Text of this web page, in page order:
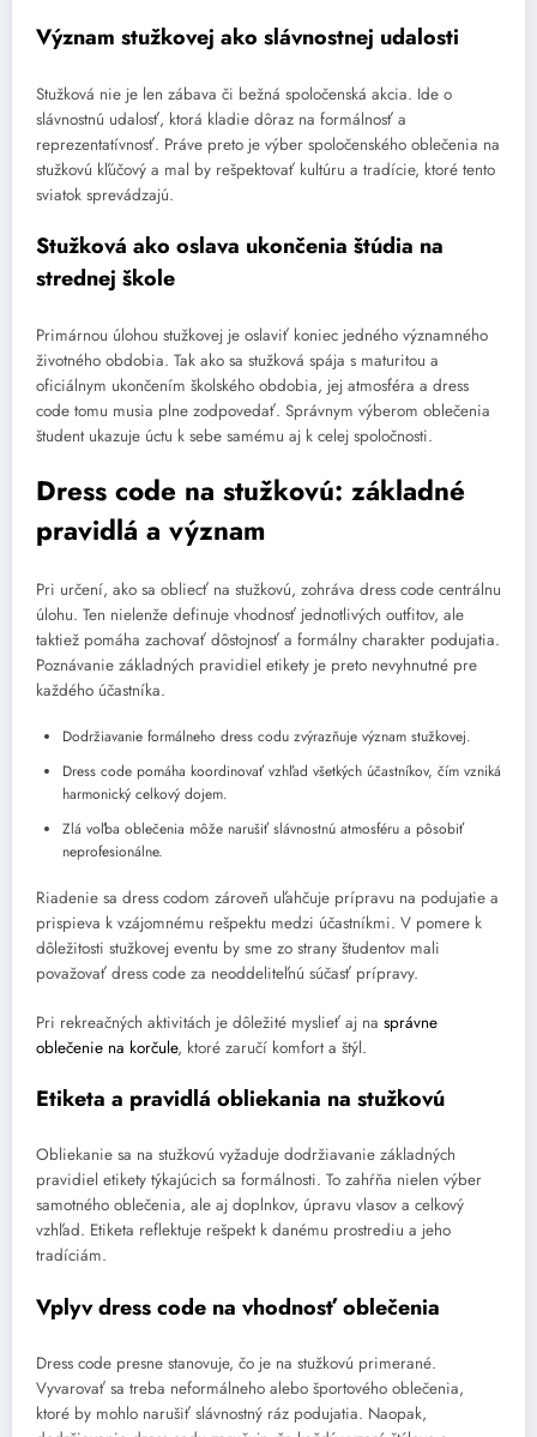
Význam stužkovej ako slávnostnej udalosti
Stužková nie je len zábava či bežná spoločenská akcia. Ide o
slávnostnú udalosť, ktorá kladie dôraz na formálnosť a
reprezentatívnosť. Práve preto je výber spoločenského oblečenia na
stužkovú kľúčový a mal by rešpektovať kultúru a tradície, ktoré tento
sviatok sprevádzajú.
Stužková ako oslava ukončenia štúdia na
strednej škole
Primárnou úlohou stužkovej je oslaviť koniec jedného významného
životného obdobia. Tak ako sa stužková spája s maturitou a
oficiálnym ukončením školského obdobia, jej atmosféra a dress
code tomu musia plne zodpovedať. Správnym výberom oblečenia
študent ukazuje úctu k sebe samému aj k celej spoločnosti.
Dress code na stužkovú: základné
pravidlá a význam
Pri určení, ako sa obliecť na stužkovú, zohráva dress code centrálnu
úlohu. Ten nielenže definuje vhodnosť jednotlivých outfitov, ale
taktiež pomáha zachovať dôstojnosť a formálny charakter podujatia.
Poznávanie základných pravidiel etikety je preto nevyhnutné pre
každého účastníka.
Dodržiavanie formálneho dress codu zvýrazňuje význam stužkovej.
Dress code pomáha koordinovať vzhľad všetkých účastníkov, čím vzniká
harmonický celkový dojem.
Zlá voľba oblečenia môže narušiť slávnostnú atmosféru a pôsobiť
neprofesionálne.
Riadenie sa dress codom zároveň uľahčuje prípravu na podujatie a
prispieva k vzájomnému rešpektu medzi účastníkmi. V pomere k
dôležitosti stužkovej eventu by sme zo strany študentov mali
považovať dress code za neoddeliteľnú súčasť prípravy.
Pri rekreačných aktivitách je dôležité myslieť aj na správne
oblečenie na korčule, ktoré zaručí komfort a štýl.
Etiketa a pravidlá obliekania na stužkovú
Obliekanie sa na stužkovú vyžaduje dodržiavanie základných
pravidiel etikety týkajúcich sa formálnosti. To zahŕňa nielen výber
samotného oblečenia, ale aj doplnkov, úpravu vlasov a celkový
vzhľad. Etiketa reflektuje rešpekt k danému prostrediu a jeho
tradíciám.
Vplyv dress code na vhodnosť oblečenia
Dress code presne stanovuje, čo je na stužkovú primerané.
Vyvarovať sa treba neformálneho alebo športového oblečenia,
ktoré by mohlo narušiť slávnostný ráz podujatia. Naopak,